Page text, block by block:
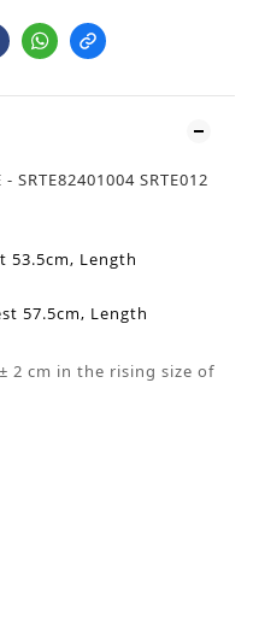
- SRTE82401004 SRTE012
53.5cm, Length
57.5cm, Length
2 cm in the rising size of